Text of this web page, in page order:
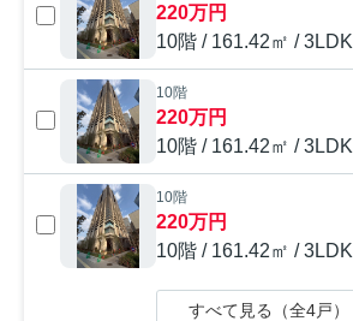
220万円
10階 / 161.42㎡ / 3LDK
10階
220万円
10階 / 161.42㎡ / 3LDK
10階
220万円
10階 / 161.42㎡ / 3LDK
すべて見る（全4戸）